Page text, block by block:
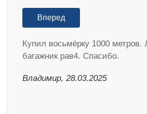
Вперед
Купил восьмёрку 1000 метров.
багажник рав4. Спасибо.
Владимир, 28.03.2025